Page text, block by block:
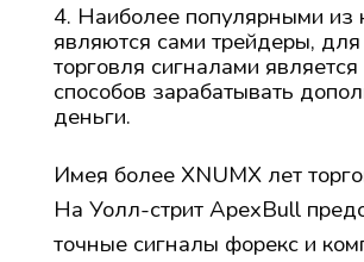
Наиболее популярными из
являются сами трейдеры,
торговля сигналами
способов зарабатывать
деньги.
Имея более XNUMX лет
На Уолл-стрит ApexBull
точные сигналы форекс и